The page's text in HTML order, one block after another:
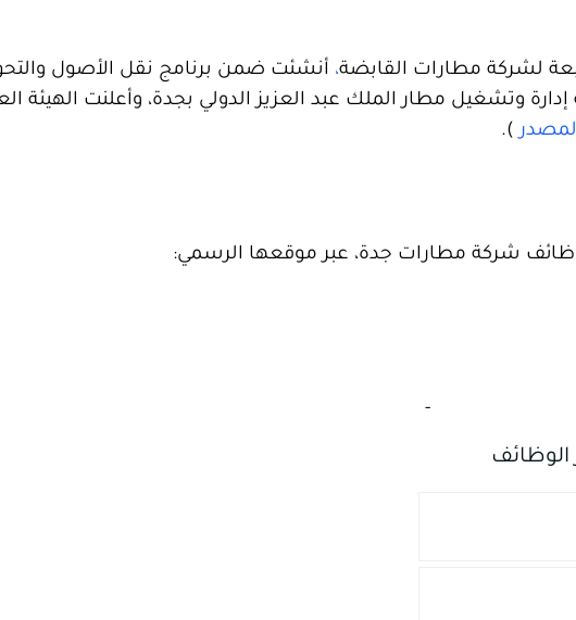
لشركة مطارات القابضة، أنشئت ضمن برنامج نقل الأصول
وتشغيل مطار الملك عبد العزيز الدولي بجدة، وأعلنت الهيئة
).
وظائف شركة مطارات جدة، عبر موقعها الرسمي:
-‏
الوظائف